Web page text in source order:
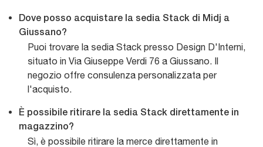
Dove posso acquistare la sedia Stack di Midj a
Giussano?
Puoi trovare la sedia Stack presso Design D'Interni,
situato in Via Giuseppe Verdi 76 a Giussano. Il
negozio offre consulenza personalizzata per
l'acquisto.
È possibile ritirare la sedia Stack direttamente in
magazzino?
Sì, è possibile ritirare la merce direttamente in